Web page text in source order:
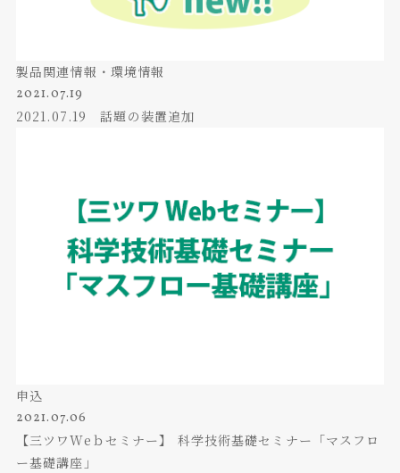
製品関連情報・環境情報
2021.07.19
2021.07.19 話題の装置追加
申込
2021.07.06
【三ツワWeｂセミナー】 科学技術基礎セミナー「マスフロ
ー基礎講座」